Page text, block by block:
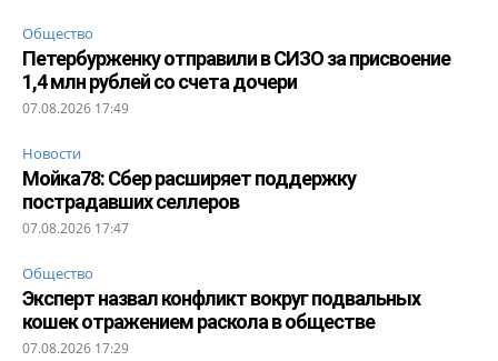
Общество
Петербурженку отправили в СИЗО за присвоение
1,4 млн рублей со счета дочери
07.08.2026 17:49
Новости
Мойка78: Сбер расширяет поддержку
пострадавших селлеров
07.08.2026 17:47
Общество
Эксперт назвал конфликт вокруг подвальных
кошек отражением раскола в обществе
07.08.2026 17:29